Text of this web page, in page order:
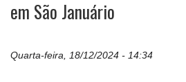
em São Januário
Quarta-feira, 18/12/2024 - 14:34